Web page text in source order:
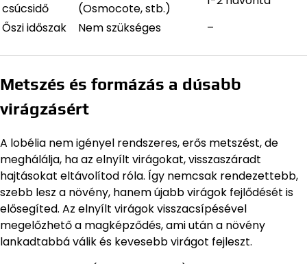
csúcsidő
(Osmocote, stb.)
Őszi időszak
Nem szükséges –
Metszés és formázás a dúsabb
virágzásért
A lobélia nem igényel rendszeres, erős metszést, de
meghálálja, ha az elnyílt virágokat, visszaszáradt
hajtásokat eltávolítod róla. Így nemcsak rendezettebb,
szebb lesz a növény, hanem újabb virágok fejlődését is
elősegíted. Az elnyílt virágok visszacsípésével
megelőzhető a magképződés, ami után a növény
lankadtabbá válik és kevesebb virágot fejleszt.